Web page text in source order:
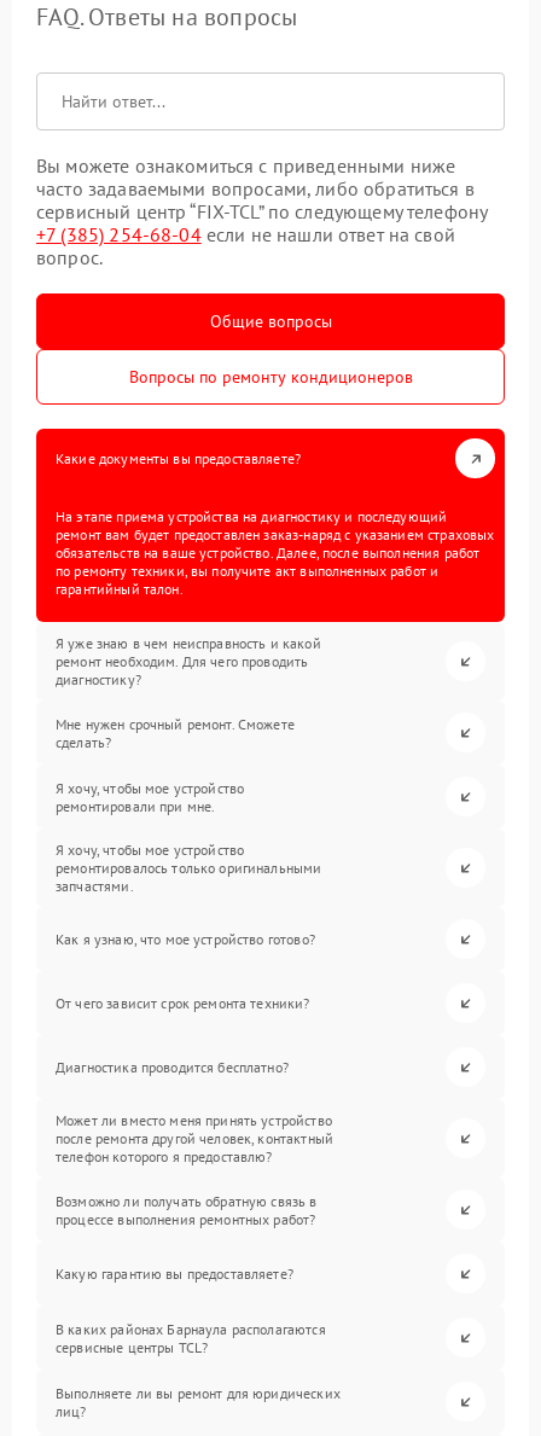
FAQ. Ответы на вопросы
Вы можете ознакомиться с приведенными ниже
часто задаваемыми вопросами, либо обратиться в
сервисный центр “FIX-TCL” по следующему телефону
+7 (385) 254-68-04если не нашли ответ на свой
вопрос.
Общие вопросы
Вопросы по ремонту кондиционеров
Какие документы вы предоставляете?
На этапе приема устройства на диагностику и последующий
ремонт вам будет предоставлен заказ-наряд с указанием страховых
обязательств на ваше устройство. Далее, после выполнения работ
по ремонту техники, вы получите акт выполненных работ и
гарантийный талон.
Я уже знаю в чем неисправность и какой
ремонт необходим. Для чего проводить
диагностику?
Мне нужен срочный ремонт. Сможете
сделать?
Я хочу, чтобы мое устройство
ремонтировали при мне.
Я хочу, чтобы мое устройство
ремонтировалось только оригинальными
запчастями.
Как я узнаю, что мое устройство готово?
От чего зависит срок ремонта техники?
Диагностика проводится бесплатно?
Может ли вместо меня принять устройство
после ремонта другой человек, контактный
телефон которого я предоставлю?
Возможно ли получать обратную связь в
процессе выполнения ремонтных работ?
Какую гарантию вы предоставляете?
В каких районах Барнаула располагаются
сервисные центры TCL?
Выполняете ли вы ремонт для юридических
лиц?